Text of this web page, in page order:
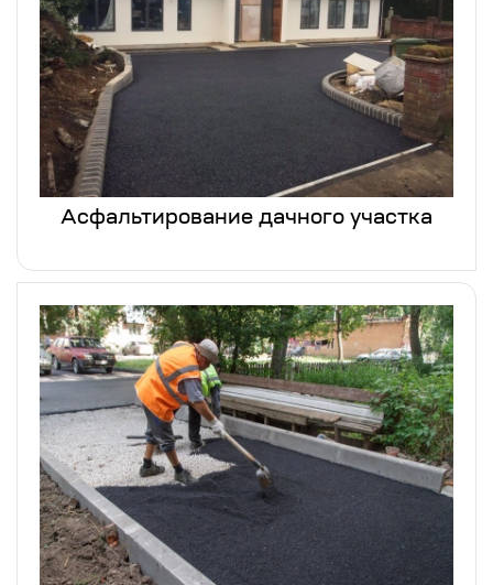
Асфальтирование дачного участка